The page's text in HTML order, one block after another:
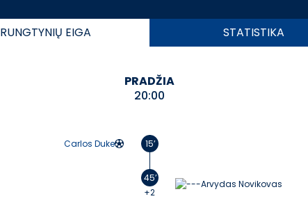
RUNGTYNIŲ EIGA STATISTIKA
PRADŽIA
20:00
Carlos Duke 15’
45’
+2
Arvydas Novikovas